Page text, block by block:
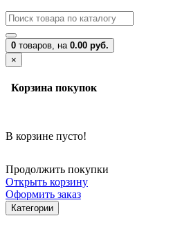
0 товаров, на 0.00 руб.
×
Корзина покупок
В корзине пусто!
Продолжить покупки
Открыть корзину
Оформить заказ
Категории